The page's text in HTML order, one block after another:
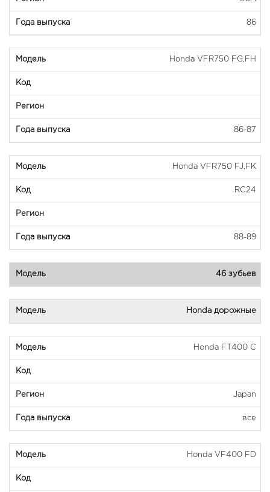
86
Honda VFR750 FG,FH
86-87
Honda VFR750 FJ,FK
RC24
88-89
46 зубьев
Honda дорожные
Honda FT400 C
Japan
все
Honda VF400 FD